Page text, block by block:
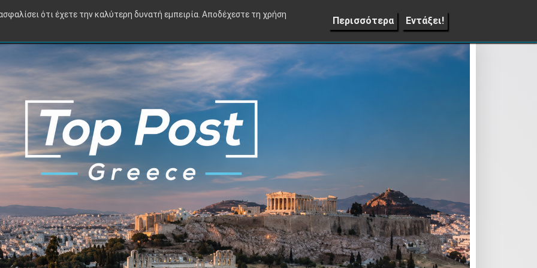
Πολιτική Οικονομία Διεθνή Αθλητικά TV Viral Lifestyle Επικοινωνία
ότι έχετε την καλύτερη δυνατή εμπειρία. Αποδέχεστε τη χρήση
Περισσότερα Εντάξει!